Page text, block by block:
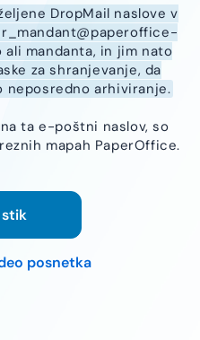
DropMail naslove v
ali mandanta, in jim nato
za shranjevanje, da
neposredno arhiviranje.
ta e-poštni naslov, so
mapah PaperOffice.
posnetka